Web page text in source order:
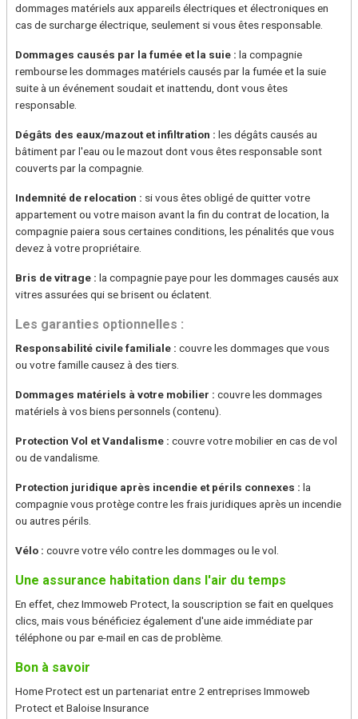
dommages matériels aux appareils électriques et électroniques en
cas de surcharge électrique, seulement si vous êtes responsable.
Dommages causés par la fumée et la suie : la compagnie
rembourse les dommages matériels causés par la fumée et la suie
suite à un événement soudait et inattendu, dont vous êtes
responsable.
Dégâts des eaux/mazout et infiltration : les dégâts causés au
bâtiment par l'eau ou le mazout dont vous êtes responsable sont
couverts par la compagnie.
Indemnité de relocation : si vous êtes obligé de quitter votre
appartement ou votre maison avant la fin du contrat de location, la
compagnie paiera sous certaines conditions, les pénalités que vous
devez à votre propriétaire.
Bris de vitrage : la compagnie paye pour les dommages causés aux
vitres assurées qui se brisent ou éclatent.
Les garanties optionnelles :
Responsabilité civile familiale : couvre les dommages que vous
ou votre famille causez à des tiers.
Dommages matériels à votre mobilier : couvre les dommages
matériels à vos biens personnels (contenu).
Protection Vol et Vandalisme : couvre votre mobilier en cas de vol
ou de vandalisme.
Protection juridique après incendie et périls connexes : la
compagnie vous protège contre les frais juridiques après un incendie
ou autres périls.
Vélo : couvre votre vélo contre les dommages ou le vol.
Une assurance habitation dans l'air du temps
En effet, chez Immoweb Protect, la souscription se fait en quelques
clics, mais vous bénéficiez également d'une aide immédiate par
téléphone ou par e-mail en cas de problème.
Bon à savoir
Home Protect est un partenariat entre 2 entreprises Immoweb
Protect et Baloise Insurance